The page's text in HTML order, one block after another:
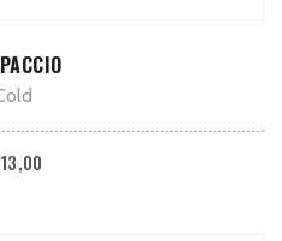
WINKELWAGEN
13,00